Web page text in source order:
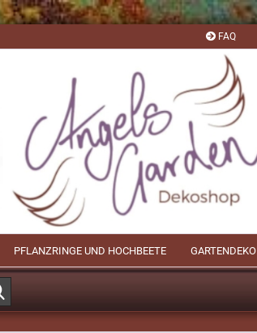
FAQ
PFLANZRINGE UND HOCHBEETE GARTENDEKO